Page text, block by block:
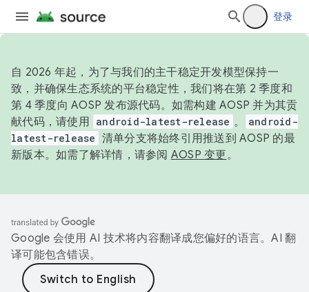
登录
自 2026 年起，为了与我们的主干稳定开发模型保持一
致，并确保生态系统的平台稳定性，我们将在第 2 季度和
第 4 季度向 AOSP 发布源代码。如需构建 AOSP 并为其贡
献代码，请使用 android-latest-release 。
android-
latest-release 清单分支将始终引用推送到 AOSP 的最
新版本。如需了解详情，请参阅 AOSP 变更。
Google 会使用 AI 技术将内容翻译成您偏好的语言。AI 翻
译可能包含错误。